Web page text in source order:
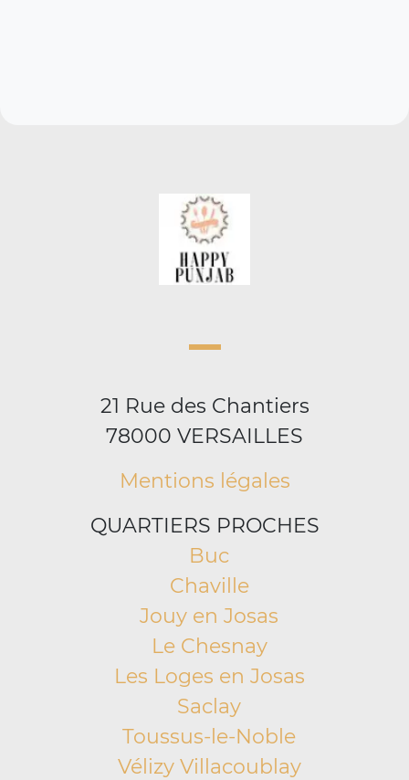
21 Rue des Chantiers
78000 VERSAILLES
Mentions légales
QUARTIERS PROCHES
Buc
Chaville
Jouy en Josas
Le Chesnay
Les Loges en Josas
Saclay
Toussus-le-Noble
Vélizy Villacoublay